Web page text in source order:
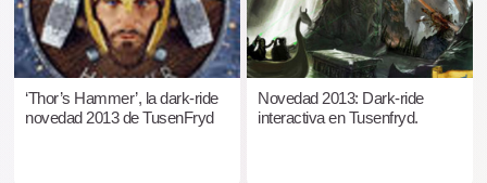
‘Thor’s Hammer’, la dark-ride
novedad 2013 de TusenFryd
Novedad 2013: Dark-ride
interactiva en Tusenfryd.